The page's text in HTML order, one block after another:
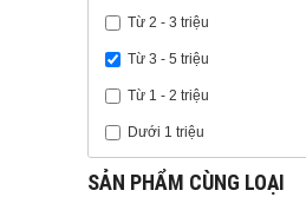
Từ 2 - 3 triệu
Từ 3 - 5 triệu
Từ 1 - 2 triệu
Dưới 1 triệu
SẢN PHẨM CÙNG LOẠI